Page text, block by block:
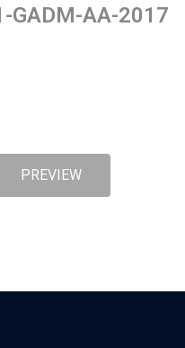
GADM-AA-2017
PREVIEW